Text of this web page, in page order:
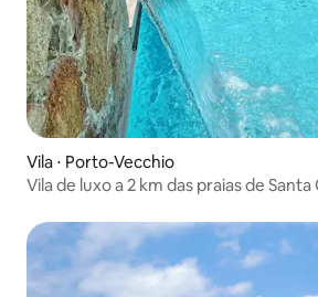
Vila ⋅ Porto-Vecchio
Vila de luxo a 2 km das praias de